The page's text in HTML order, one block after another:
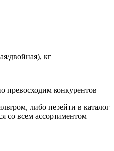
двойная), кг
превосходим конкурентов
либо перейти в каталог
со всем ассортиментом